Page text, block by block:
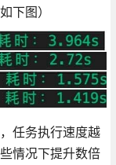
下图）
任务执行速度越
情况下提升数倍